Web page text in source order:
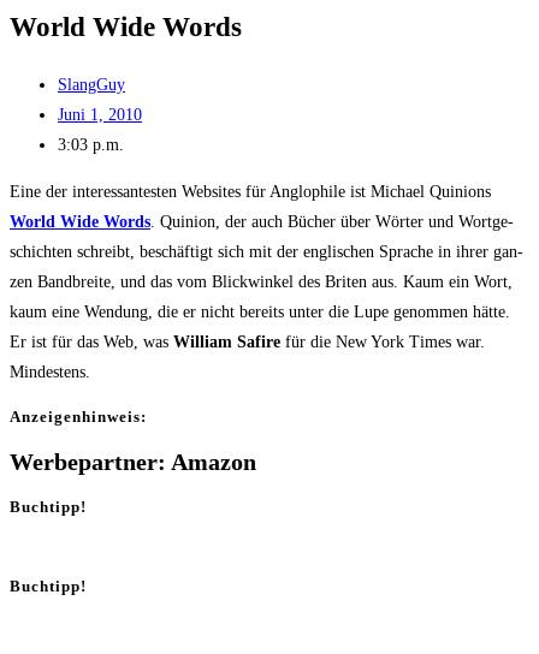
World Wide Words
SlangGuy
Juni 1, 2010
3:03 p.m.
Eine der inter­es­san­tes­ten Web­sites für Anglo­phi­le ist Micha­el Qui­ni­ons
World Wide Words. Qui­ni­on, der auch Bücher über Wör­ter und Wort­ge­
schich­ten schreibt, beschäf­tigt sich mit der eng­li­schen Spra­che in ihrer gan­
zen Band­brei­te, und das vom Blick­win­kel des Bri­ten aus. Kaum ein Wort,
kaum eine Wen­dung, die er nicht bereits unter die Lupe genom­men hät­te.
Er ist für das Web, was Wil­liam Safi­re für die New York Times war.
Mindestens.
Anzei­gen­hin­weis:
Werbepartner: Amazon
Buchtipp!
Buchtipp!